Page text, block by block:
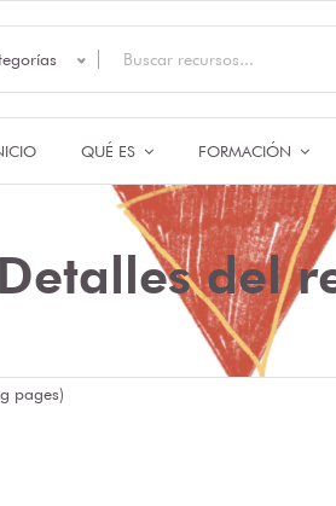
QUÉ ES FORMACIÓN
Detalles del
pages)